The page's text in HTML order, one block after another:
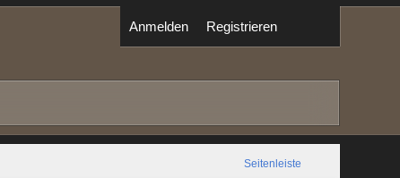
Anmelden Registrieren
Seitenleiste